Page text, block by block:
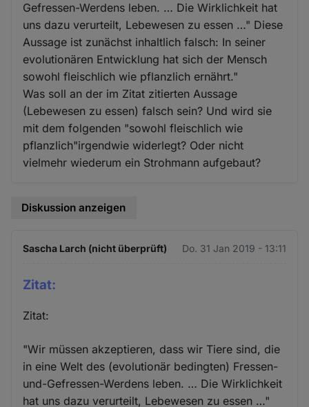
Gefressen-Werdens leben. … Die Wirklichkeit hat
uns dazu verurteilt, Lebewesen zu essen …" Diese
Aussage ist zunächst inhaltlich falsch: In seiner
evolutionären Entwicklung hat sich der Mensch
sowohl fleischlich wie pflanzlich ernährt."
Was soll an der im Zitat zitierten Aussage
(Lebewesen zu essen) falsch sein? Und wird sie
mit dem folgenden "sowohl fleischlich wie
pflanzlich"irgendwie widerlegt? Oder nicht
vielmehr wiederum ein Strohmann aufgebaut?
Diskussion anzeigen
Sascha Larch (nicht überprüft) Do. 31 Jan 2019 - 13:11
Zitat:
Zitat:
"Wir müssen akzeptieren, dass wir Tiere sind, die
in eine Welt des (evolutionär bedingten) Fressen-
und-Gefressen-Werdens leben. … Die Wirklichkeit
hat uns dazu verurteilt, Lebewesen zu essen …"